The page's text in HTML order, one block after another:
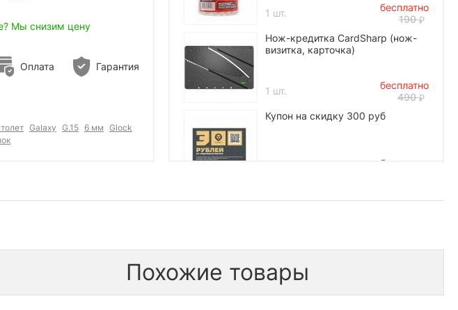
Мы снизим цену
Оплата Гарантия
Galaxy G.15 6 мм Glock
1 шт.
бесплатно
190
Нож-кредитка CardSharp (нож-
визитка, карточка)
1 шт.
бесплатно
490
Купон на скидку 300 руб
бесплатно
*количество подарков ограничено
Похожие товары